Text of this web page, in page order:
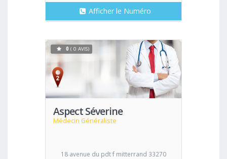
Afficher le Numéro
Aspect Séverine
Médecin Généraliste
Voir
0 ( 0 AVIS)
18 avenue du pdt f mitterrand 33270